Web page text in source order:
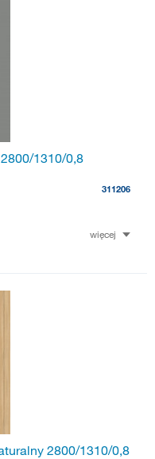
1310/0,8
311206
więcej
2800/1310/0,8